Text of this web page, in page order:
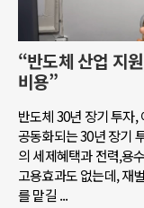
“반도체 산업 지
비용”
반도체 30년 장기 투자
공동화되는 30년 장기
의 세제혜택과 전력,용
고용효과도 없는데, 재
를 맡길 ...